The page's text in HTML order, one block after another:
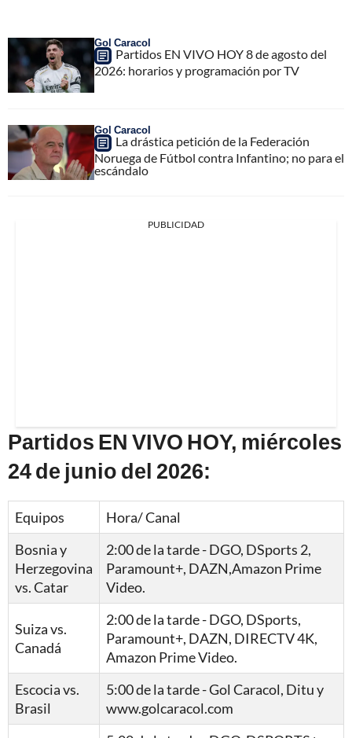
Gol Caracol
Partidos EN VIVO HOY 8 de agosto del
2026: horarios y programación por TV
Gol Caracol
La drástica petición de la Federación
Noruega de Fútbol contra Infantino; no para el
escándalo
PUBLICIDAD
Partidos EN VIVO HOY, miércoles
24 de junio del 2026:
Equipos
Hora/ Canal
Bosnia y
Herzegovina
vs. Catar
2:00 de la tarde - DGO, DSports 2,
Paramount+, DAZN,Amazon Prime
Video.
Suiza vs.
Canadá
2:00 de la tarde - DGO, DSports,
Paramount+, DAZN, DIRECTV 4K,
Amazon Prime Video.
Escocia vs.
Brasil
5:00 de la tarde - Gol Caracol, Ditu y
www.golcaracol.com